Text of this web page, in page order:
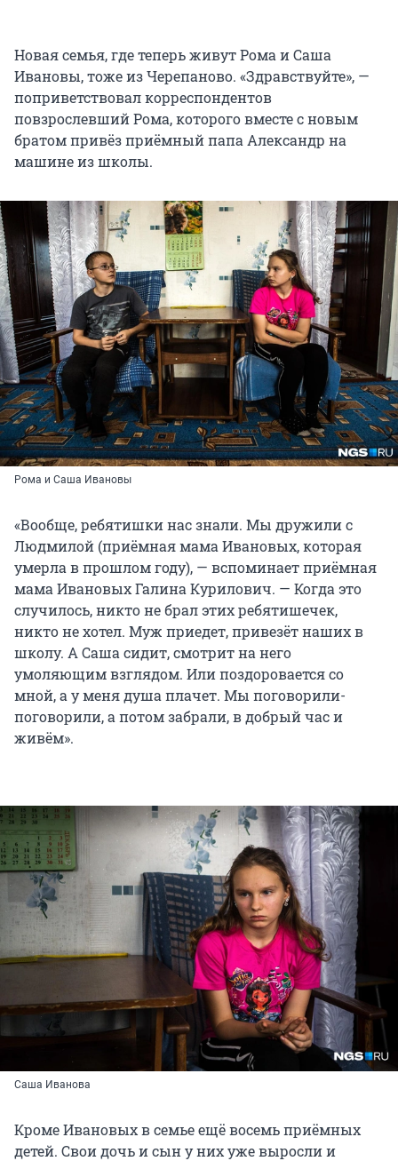
Новая семья, где теперь живут Рома и Саша
Ивановы, тоже из Черепаново. «Здравствуйте», —
поприветствовал корреспондентов
повзрослевший Рома, которого вместе с новым
братом привёз приёмный папа Александр на
машине из школы.
Рома и Саша Ивановы
«Вообще, ребятишки нас знали. Мы дружили с
Людмилой (приёмная мама Ивановых, которая
умерла в прошлом году), — вспоминает приёмная
мама Ивановых Галина Курилович. — Когда это
случилось, никто не брал этих ребятишечек,
никто не хотел. Муж приедет, привезёт наших в
школу. А Саша сидит, смотрит на него
умоляющим взглядом. Или поздоровается со
мной, а у меня душа плачет. Мы поговорили-
поговорили, а потом забрали, в добрый час и
живём».
Саша Иванова
Кроме Ивановых в семье ещё восемь приёмных
детей. Свои дочь и сын у них уже выросли и